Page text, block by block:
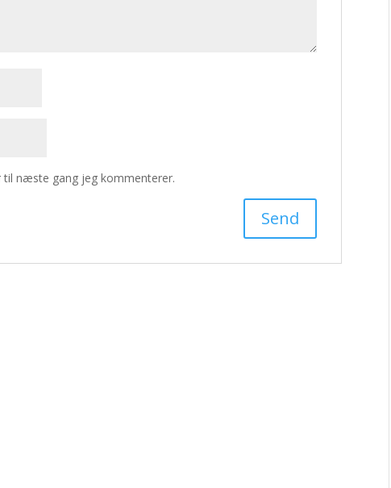
til næste gang jeg kommenterer.